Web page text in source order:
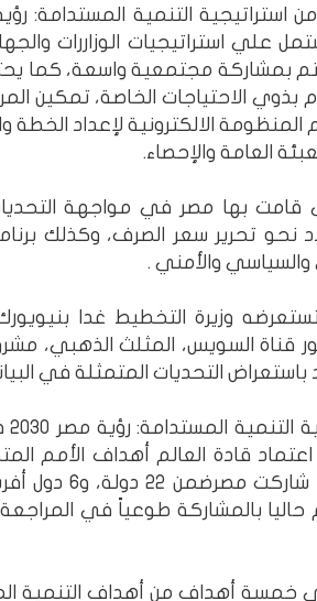
علي استراتيجيات الوزاررات
تتم بمشاركة مجتمعية واسعة،
الالكترونية لإعداد الخطة
العامة والإحصاء.
قامت بها مصر في مواجهة
نحو تحرير سعر الصرف، وكذلك
والسياسي والأمني .
وزيرة التخطيط غدا
قناة السويس، المثلث الذهبي،
باستعراض التحديات المتمثلة في
قادة العالم أهداف الأمم
للأمم
خمسة أهداف من أهداف التنمية